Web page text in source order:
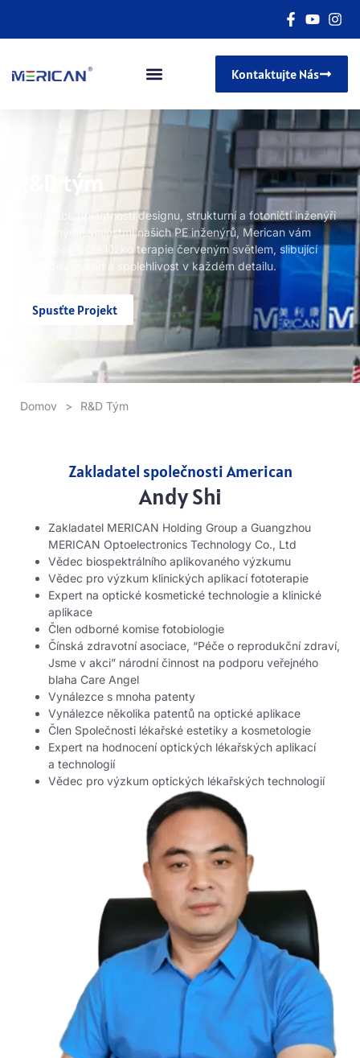
Kontaktujte Nás
R&D tým
Kombinace brilantnosti designu, strukturní a fotoničtí inženýři
s odbornými znalostmi našich PE inženýrů, Merican vám
přináší pokročilé lůžko terapie červeným světlem, slibující
výjimečný výkon a spolehlivost v každém detailu.
Spusťte Projekt
Domov > R&D Tým
Zakladatel společnosti American
Andy Shi
Zakladatel MERICAN Holding Group a Guangzhou
MERICAN Optoelectronics Technology Co., Ltd
Vědec biospektrálního aplikovaného výzkumu
Vědec pro výzkum klinických aplikací fototerapie
Expert na optické kosmetické technologie a klinické
aplikace
Člen odborné komise fotobiologie
Čínská zdravotní asociace, “Péče o reprodukční zdraví,
Jsme v akci” národní činnost na podporu veřejného
blaha Care Angel
Vynálezce s mnoha patenty
Vynálezce několika patentů na optické aplikace
Člen Společnosti lékařské estetiky a kosmetologie
Expert na hodnocení optických lékařských aplikací
a technologií
Vědec pro výzkum optických lékařských technologií